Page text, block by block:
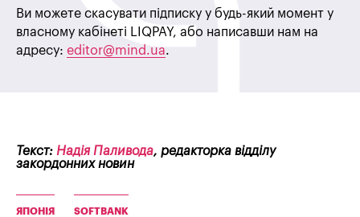
Ви можете скасувати підписку у будь-який момент у
власному кабінеті LIQPAY, або написавши нам на
адресу: editor@mind.ua.
Текст: Надія Паливода, редакторка відділу
закордонних новин
ЯПОНІЯ SOFTBANK